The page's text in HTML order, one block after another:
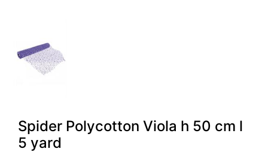
Spider Polycotton Viola h 50 cm l
5 yard